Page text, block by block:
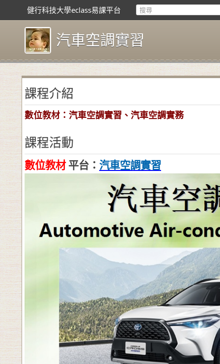
健行科技大學eclass易課平台
汽車空調實習
課程介紹
數位教材：汽車空調實習、汽車空調實務
課程活動
數位教材 平台 ： 汽車空調實習